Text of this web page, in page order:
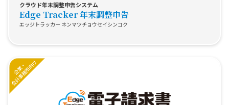
クラウド年末調整申告システム
Edge Tracker 年末調整申告
エッジトラッカー ネンマツチョウセイシンコク